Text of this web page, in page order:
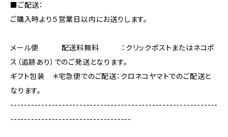
■ご配送：
ご購入時より５営業日以内にお送りします。
メール便 配送料無料 ：クリックポストまたはネコポ
ス（追跡あり）でのご発送となります。
ギフト包装 ＊宅急便でのご配送：クロネコヤマトでのご配送と
なります。
------------------------------------------------------------
-----------------------------------